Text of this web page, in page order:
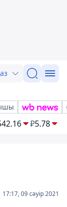
₽5.78
17:17, 09 сәуір 2021